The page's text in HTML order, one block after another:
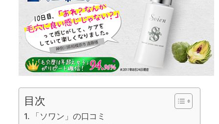
目次
「ソワン」の口コミ